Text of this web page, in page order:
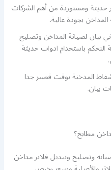
حديثة ومستوردة من أهم الشركات
بجودة عالية.
بيان لصيانة المداخن وتصليح
التحكم باستخدام ادوات حديثة
المدخنة بوقت قصير جدا
بيان.
مطابخ؟
وتصليح وتبديل فلاتر مداخن